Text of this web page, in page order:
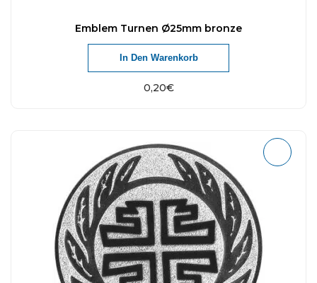
Emblem Turnen Ø25mm bronze
0,20€
In Den Warenkorb